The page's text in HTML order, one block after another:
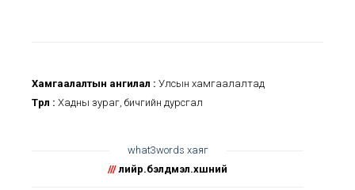
Хамгаалалтын ангилал : Улсын хамгаалалтад
Төрөл : Хадны зураг, бичгийн дурсгал
what3words хаяг
/// лийр.бэлдмэл.хөшөөний